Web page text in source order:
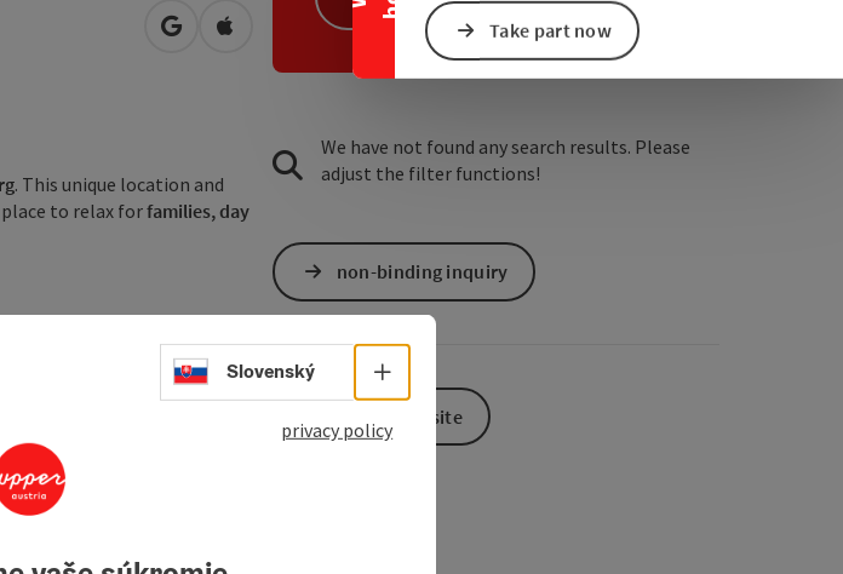
Take part now
open in Google Maps
Open in Apple Maps
. This unique location and
to relax forfamilies, day
is important to us that you
We have not found any search results. Please
adjust the filter functions!
non-binding inquiry
To the website
Select language - Open menu
Slovenský
privacy policy